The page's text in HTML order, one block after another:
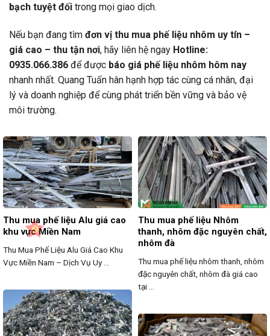
bạch tuyệt đối trong mọi giao dịch.
Nếu bạn đang tìm đơn vị thu mua phế liệu nhôm uy tín –
giá cao – thu tận nơi, hãy liên hệ ngay Hotline:
0935.066.386 để được báo giá phế liệu nhôm hôm nay
nhanh nhất. Quang Tuấn hân hạnh hợp tác cùng cá nhân, đại
lý và doanh nghiệp để cùng phát triển bền vững và bảo vệ
môi trường.
Thu mua phế liệu Alu giá cao
khu vực Miền Nam
Thu Mua Phế Liệu Alu Giá Cao Khu
Vực Miền Nam – Dịch Vụ Uy ...
Thu mua phế liệu Nhôm
thanh, nhôm đặc nguyên chất,
nhôm đà
Thu mua phế liệu nhôm thanh, nhôm
đặc nguyên chất, nhôm đà giá cao
tại ...